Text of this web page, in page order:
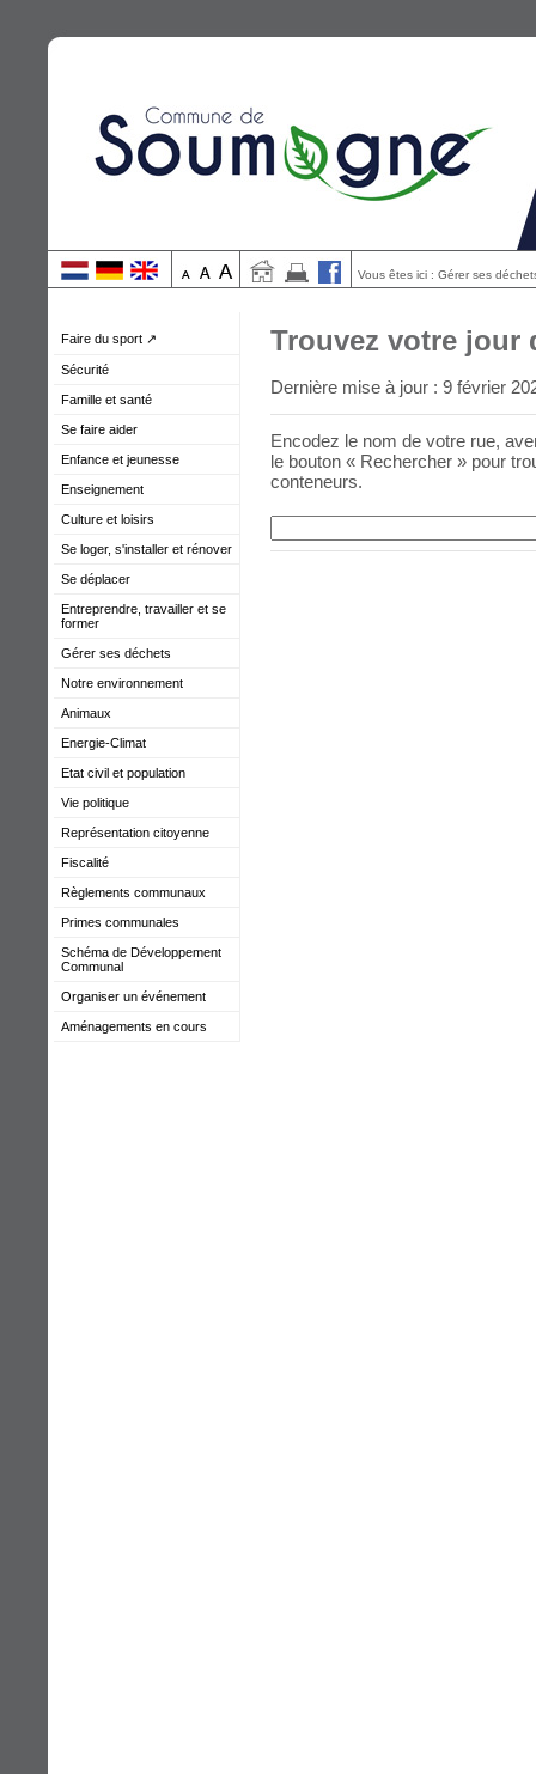
Vous êtes ici : Gérer ses
Faire du sport ↗
Sécurité
Famille et santé
Se faire aider
Enfance et jeunesse
Enseignement
Culture et loisirs
Se loger, s'installer et rénover
Se déplacer
Entreprendre, travailler et se
former
Gérer ses déchets
Notre environnement
Animaux
Energie-Climat
Etat civil et population
Vie politique
Représentation citoyenne
Fiscalité
Règlements communaux
Primes communales
Schéma de Développement
Communal
Organiser un événement
Aménagements en cours
Trouvez votre jour
Dernière mise à jour : 9 février
Encodez le nom de votre rue,
le bouton « Rechercher » pour
conteneurs.